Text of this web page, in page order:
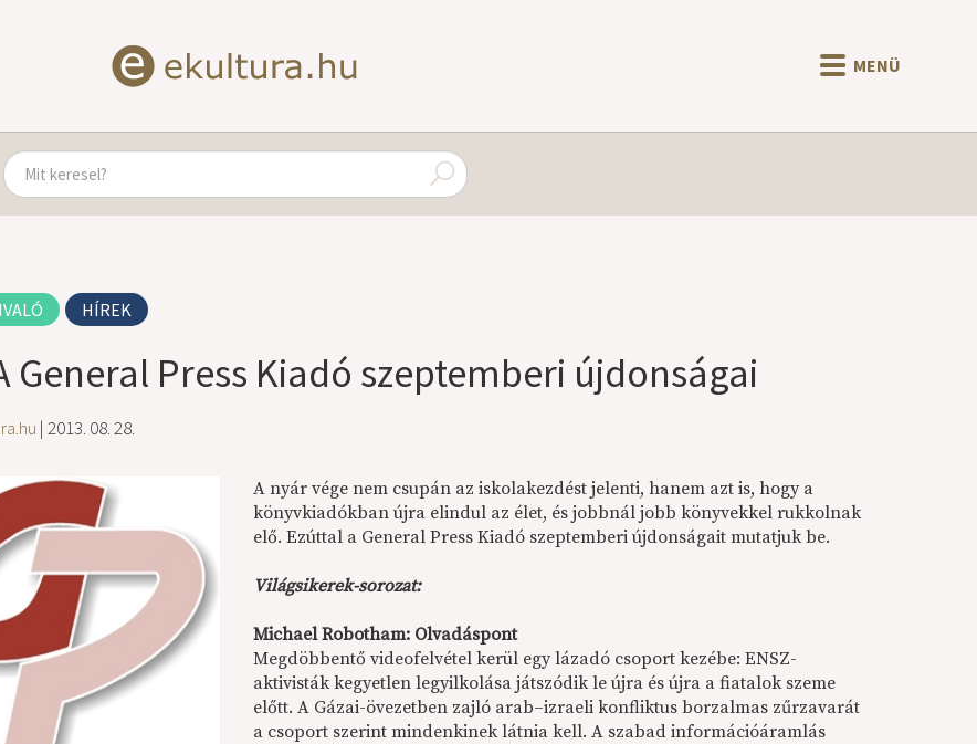
MENÜ
HÍREK
General Press Kiadó szeptemberi újdonságai
| 2013. 08. 28.
A nyár vége nem csupán az iskolakezdést jelenti, hanem azt is, hogy a
könyvkiadókban újra elindul az élet, és jobbnál jobb könyvekkel rukkolnak
elő. Ezúttal a General Press Kiadó szeptemberi újdonságait mutatjuk be.
Világsikerek-sorozat:
Michael Robotham: Olvadáspont
Megdöbbentő videofelvétel kerül egy lázadó csoport kezébe: ENSZ-
aktivisták kegyetlen legyilkolása játszódik le újra és újra a fiatalok szeme
előtt. A Gázai-övezetben zajló arab–izraeli konfliktus borzalmas zűrzavarát
a csoport szerint mindenkinek látnia kell. A szabad információáramlás